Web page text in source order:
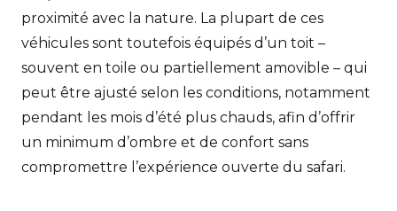
proximité avec la nature. La plupart de ces
véhicules sont toutefois équipés d’un toit –
souvent en toile ou partiellement amovible – qui
peut être ajusté selon les conditions, notamment
pendant les mois d’été plus chauds, afin d’offrir
un minimum d’ombre et de confort sans
compromettre l’expérience ouverte du safari.